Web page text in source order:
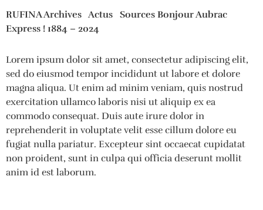
RUFINA Archives Actus Sources Bonjour Aubrac
Express ! 1884 – 2024
Lorem ipsum dolor sit amet, consectetur adipiscing elit,
sed do eiusmod tempor incididunt ut labore et dolore
magna aliqua. Ut enim ad minim veniam, quis nostrud
exercitation ullamco laboris nisi ut aliquip ex ea
commodo consequat. Duis aute irure dolor in
reprehenderit in voluptate velit esse cillum dolore eu
fugiat nulla pariatur. Excepteur sint occaecat cupidatat
non proident, sunt in culpa qui officia deserunt mollit
anim id est laborum.